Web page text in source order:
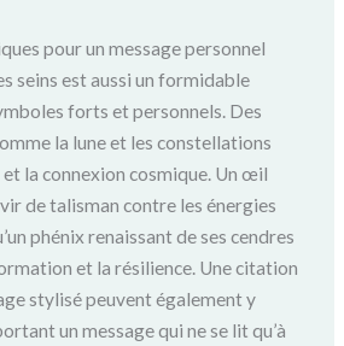
pour un message personnel
seins est aussi un formidable
forts et personnels. Des
la lune et les constellations
la connexion cosmique. Un œil
de talisman contre les énergies
phénix renaissant de ses cendres
et la résilience. Une citation
stylisé peuvent également y
un message qui ne se lit qu’à